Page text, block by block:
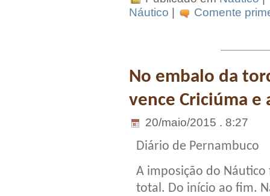
Náutico
Comente
No embalo da
vence Criciúma e
20/maio/2015 . 8:27
Diário de Pernambuco
A imposição do Náutico
total. Do início ao fim.